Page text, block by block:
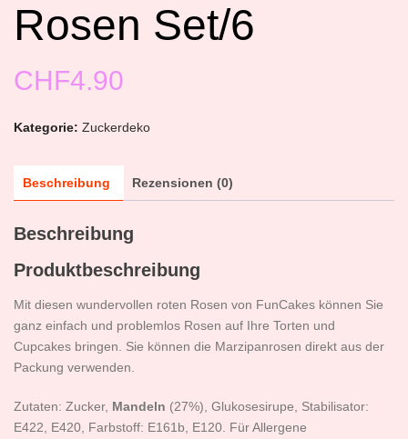
Rosen Set/6
CHF4.90
Kategorie: Zuckerdeko
Beschreibung Rezensionen (0)
Beschreibung
Produktbeschreibung
Mit diesen wundervollen roten Rosen von FunCakes können Sie
ganz einfach und problemlos Rosen auf Ihre Torten und
Cupcakes bringen. Sie können die Marzipanrosen direkt aus der
Packung verwenden.
Zutaten: Zucker, Mandeln (27%), Glukosesirupe, Stabilisator:
E422, E420, Farbstoff: E161b, E120. Für Allergene